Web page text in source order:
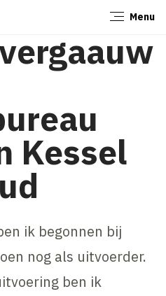
Menu
Kessel
ik begonnen bij
nog als uitvoerder.
ben ik
Sluiten